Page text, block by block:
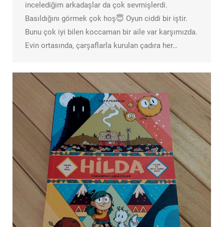
incelediğim arkadaşlar da çok sevmişlerdi.
Basıldığını görmek çok hoş😇 Oyun ciddi bir iştir.
Bunu çok iyi bilen koccaman bir aile var karşımızda.
Evin ortasında, çarşaflarla kurulan çadıra her…